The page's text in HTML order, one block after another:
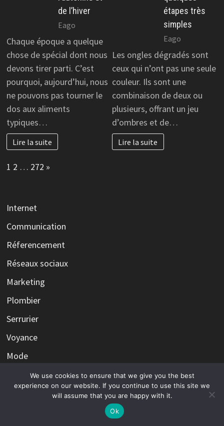
de l’hiver
Eago
Chaque époque a quelque
chose de spécial dont nous
devons tirer parti. C’est
pourquoi, aujourd’hui, nous
ne pouvons pas tourner le
dos aux aliments
typiques…
Lire la suite
étapes très
simples
Eago
Les ongles dégradés sont
ceux qui n’ont pas une seule
couleur. Ils sont une
combinaison de deux ou
plusieurs, offrant un jeu
d’ombres et de…
Lire la suite
Page:
1 2 … 272 Next
»
Internet
Communication
Réferencement
Réseaux sociaux
Marketing
Plombier
Serrurier
Voyance
Mode
Pratique
Santé
We use cookies to ensure that we give you the best
experience on our website. If you continue to use this site we
will assume that you are happy with it.
Ok